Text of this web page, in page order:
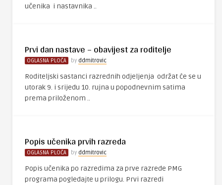
učenika i nastavnika ..
Prvi dan nastave – obavijest za roditelje
OGLASNA PLOČA by ddmitrovic
Roditeljski sastanci razrednih odjeljenja održat će se u
utorak 9. i srijedu 10. rujna u popodnevnim satima
prema priloženom ..
Popis učenika prvih razreda
OGLASNA PLOČA by ddmitrovic
Popis učenika po razredima za prve razrede PMG
programa pogledajte u prilogu. Prvi razredi